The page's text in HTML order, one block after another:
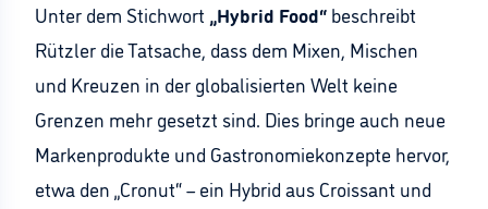
Unter dem Stichwort „Hybrid Food“ beschreibt
Rützler die Tatsache, dass dem Mixen, Mischen
und Kreuzen in der globalisierten Welt keine
Grenzen mehr gesetzt sind. Dies bringe auch neue
Markenprodukte und Gastronomiekonzepte hervor,
etwa den „Cronut“ – ein Hybrid aus Croissant und